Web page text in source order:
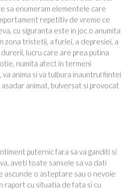
sa enumeram elementele care
repetitiv de vreme ce
cu siguranta este in joc o anumita
zona tristetii, a furiei, a depresiei, a
lucru care are prea putina
numita afect in termeni
va anima si va tulbura inauntrul fiintei
animat, bulversat si provocat
puternic fara sa va ganditi si
aveti toate sansele sa va dati
ascunde o asteptare sau o nevoie
raport cu situatia de fata si cu